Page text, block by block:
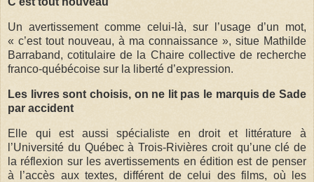
Un avertissement comme celui-là, sur l’usage d’un mot,
« c’est tout nouveau, à ma connaissance », situe Mathilde
Barraband, cotitulaire de la Chaire collective de recherche
franco-québécoise sur la liberté d’expression.
Les livres sont choisis, on ne lit pas le marquis de Sade
par accident
Elle qui est aussi spécialiste en droit et littérature à
l’Université du Québec à Trois-Rivières croit qu’une clé de
la réflexion sur les avertissements en édition est de penser
à l’accès aux textes, différent de celui des films, où les